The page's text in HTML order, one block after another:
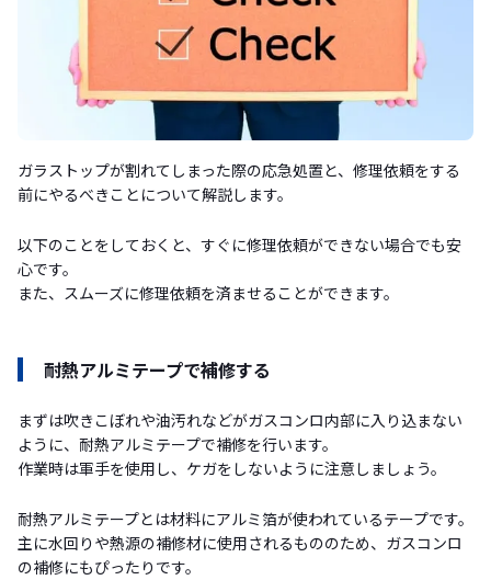
ガラストップが割れてしまった際の応急処置と、修理依頼をする
前にやるべきことについて解説します。
以下のことをしておくと、すぐに修理依頼ができない場合でも安
心です。
また、スムーズに修理依頼を済ませることができます。
耐熱アルミテープで補修する
まずは吹きこぼれや油汚れなどがガスコンロ内部に入り込まない
ように、耐熱アルミテープで補修を行います。
作業時は軍手を使用し、ケガをしないように注意しましょう。
耐熱アルミテープとは材料にアルミ箔が使われているテープです。
主に水回りや熱源の補修材に使用されるもののため、ガスコンロ
の補修にもぴったりです。